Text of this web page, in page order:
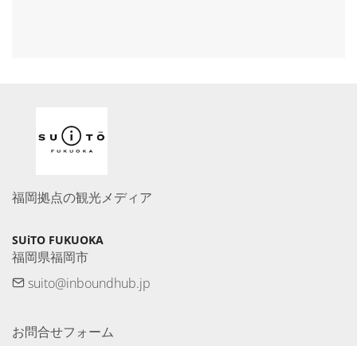
福岡拠点の観光メディア
SUiTO FUKUOKA
福岡県福岡市
suito@inboundhub.jp
お問合せフォーム